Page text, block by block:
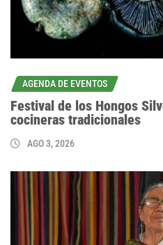
AGENDA DE EVENTOS
Festival de los Hongos
cocineras tradicionales
AGO 3, 2026